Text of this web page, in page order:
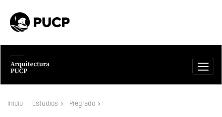
Inicio Estudios Pregrado